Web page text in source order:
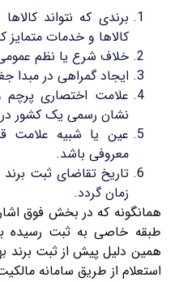
برندی که نتواند
کالاها و خدمات متمایز
خلاف شرع یا نظم
ایجاد گمراهی در مبدا
علامت اختصاری
نشان رسمی یک کشور در
عین یا شبیه علامت
معروفی باشد.
تاریخ تقاضای ثبت
زمان گردد.
همانگونه که در بخش فوق
طبقه خاصی به ثبت رسیده
همین دلیل پیش از ثبت برند
استعلام از طریق سامانه